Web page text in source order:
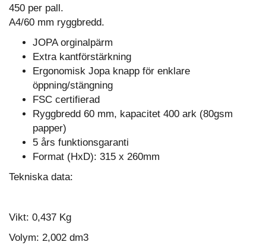
450 per pall.
A4/60 mm ryggbredd.
JOPA orginalpärm
Extra kantförstärkning
Ergonomisk Jopa knapp för enklare
öppning/stängning
FSC certifierad
Ryggbredd 60 mm, kapacitet 400 ark (80gsm
papper)
5 års funktionsgaranti
Format (HxD): 315 x 260mm
Tekniska data:
Vikt: 0,437 Kg
Volym: 2,002 dm3